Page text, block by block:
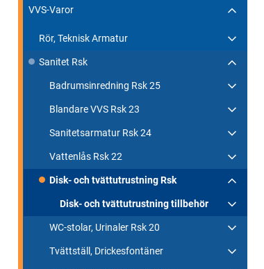
VVS-Varor
Rör, Teknisk Armatur
Sanitet Rsk
Badrumsinredning Rsk 25
Blandare VVS Rsk 23
Sanitetsarmatur Rsk 24
Vattenlås Rsk 22
Disk- och tvättutrustning Rsk
Disk- och tvättutrustning tillbehör
WC-stolar, Urinaler Rsk 20
Tvättställ, Drickesfontäner